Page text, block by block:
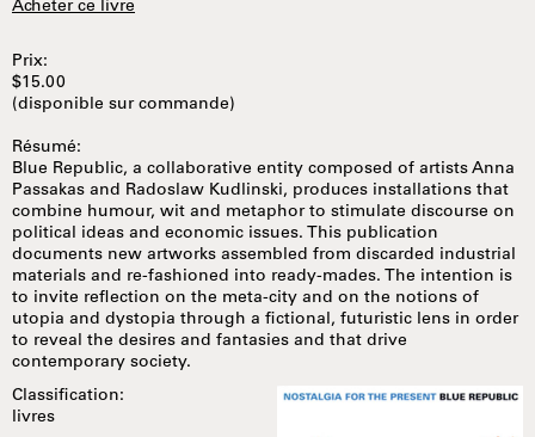
Acheter ce livre
Prix:
$15.00
(disponible sur commande)
Résumé:
Blue Republic, a collaborative entity composed of artists Anna
Passakas and Radoslaw Kudlinski, produces installations that
combine humour, wit and metaphor to stimulate discourse on
political ideas and economic issues. This publication
documents new artworks assembled from discarded industrial
materials and re-fashioned into ready-mades. The intention is
to invite reflection on the meta-city and on the notions of
utopia and dystopia through a fictional, futuristic lens in order
to reveal the desires and fantasies and that drive
contemporary society.
Classification:
livres